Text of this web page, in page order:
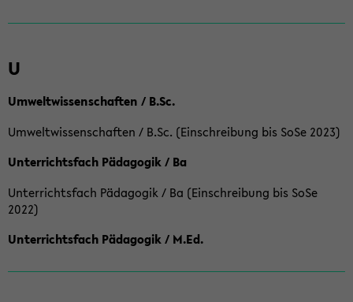
U
Umweltwissenschaften / B.Sc.
Umweltwissenschaften / B.Sc. (Einschreibung bis SoSe 2023)
Unterrichtsfach Pädagogik / Ba
Unterrichtsfach Pädagogik / Ba (Einschreibung bis SoSe
2022)
Unterrichtsfach Pädagogik / M.Ed.